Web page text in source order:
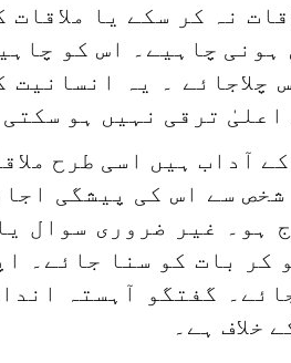
نہ کر سکے یا
چاہیے۔ اس کو
چلاجائے ۔ یہ
ترقی نہیں ہو سکتی
آداب ہیں اسی طرح
شخص سے اس کی پیشگی
ہو۔ غیر ضروری سوال
کر بات کو سنا جائے۔
گفتگو آہستہ
خلاف ہے۔